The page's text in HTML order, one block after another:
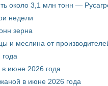
около 3,1 млн тонн —
недели
зерна
и меслина от
июне 2026 года
в июне 2026 года